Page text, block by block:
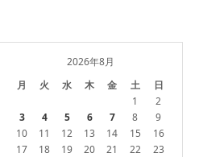
2026年8月
月
火 水 木 金 土 日
1
2
3
4 5 6 7 8
9
10
11 12 13 14 15
16
17
18 19 20 21 22
23